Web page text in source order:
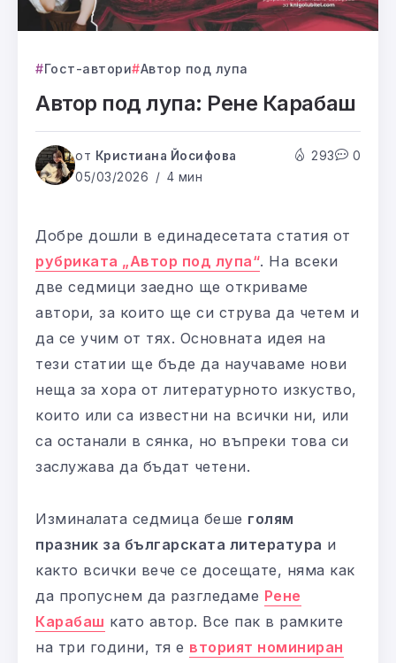
Гост-автори Автор под лупа
Автор под лупа: Рене Карабаш
от Кристиана Йосифова
05/03/2026
4 мин
293 0
Добре дошли в единадесетата статия от
рубриката „Автор под лупа“. На всеки
две седмици заедно ще откриваме
автори, за които ще си струва да четем и
да се учим от тях. Основната идея на
тези статии ще бъде да научаваме нови
неща за хора от литературното изкуство,
които или са известни на всички ни, или
са останали в сянка, но въпреки това си
заслужава да бъдат четени.
Изминалата седмица беше голям
празник за българската литература и
както всички вече се досещате, няма как
да пропуснем да разгледаме Рене
Карабаш като автор. Все пак в рамките
на три години, тя е вторият номиниран